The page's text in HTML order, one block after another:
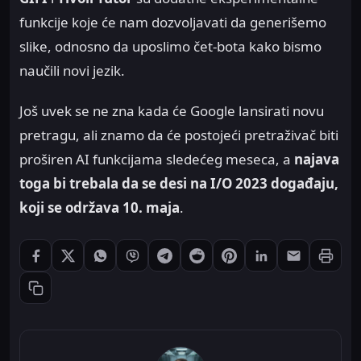
funkcije koje će nam dozvoljavati da generišemo
slike, odnosno da uposlimo čet-bota kako bismo
naučili novi jezik.
Još uvek se ne zna kada će Google lansirati novu
pretragu, ali znamo da će postojeći pretraživač biti
proširen AI funkcijama sledećeg meseca, a najava
toga bi trebala da se desi na I/O 2023 događaju,
koji se održava 10. maja.
Podeli: Facebook
Podeli: XPodeli: WhatsApp
Podeli: Viber
Podeli: Telegram
Podeli: Reddit
Podeli: Pinterest
Podeli: LinkedIn
Podeli:
Kopiraj link